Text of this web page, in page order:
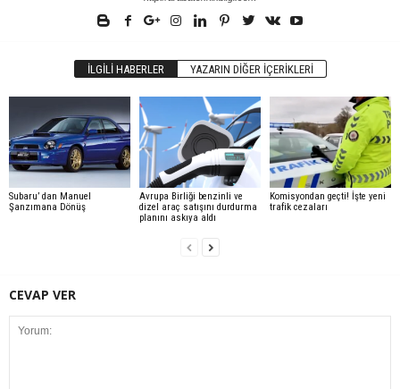
İLGILI HABERLER YAZARIN DIĞER İÇERIKLERI
Subaru’ dan Manuel
Şanzımana Dönüş
Avrupa Birliği benzinli ve
dizel araç satışını durdurma
planını askıya aldı
Komisyondan geçti! İşte yeni
trafik cezaları
CEVAP VER